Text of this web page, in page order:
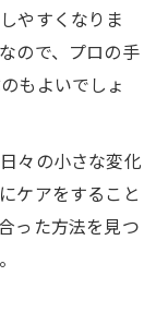
やすくなりま
ので、プロの手
もよいでしょ
々の小さな変化
ケアをすること
った方法を見つ